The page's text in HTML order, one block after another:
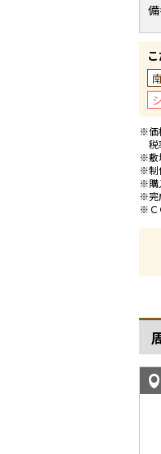
※価
税
※敷
※制
※購
※完
※Ｃ